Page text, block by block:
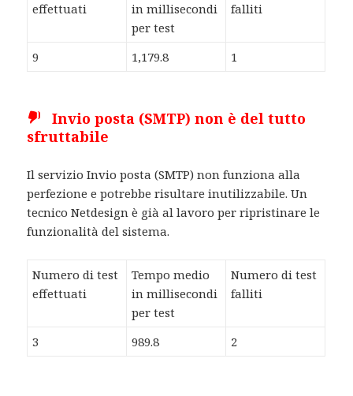
effettuati
in millisecondi
per test
falliti
9 1,179.8 1
Invio posta (SMTP) non è del tutto
sfruttabile
Il servizio Invio posta (SMTP) non funziona alla
perfezione e potrebbe risultare inutilizzabile. Un
tecnico Netdesign è già al lavoro per ripristinare le
funzionalità del sistema.
Numero di test
effettuati
Tempo medio
in millisecondi
per test
Numero di test
falliti
3 989.8 2